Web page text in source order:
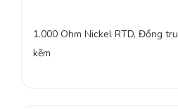
1.000 Ohm Nickel RTD, Đồng
kẽm